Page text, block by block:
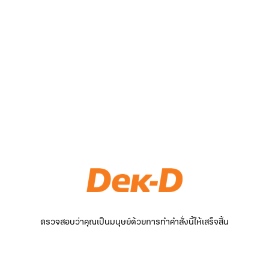
ตรวจสอบว่าคุณเป็นมนุษย์ด้วยการทำคำสั่งนี้ให้เสร็จสิ้น